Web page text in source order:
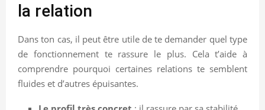
la relation
Dans ton cas, il peut être utile de te demander quel type
de fonctionnement te rassure le plus. Cela t’aide à
comprendre pourquoi certaines relations te semblent
fluides et d’autres épuisantes.